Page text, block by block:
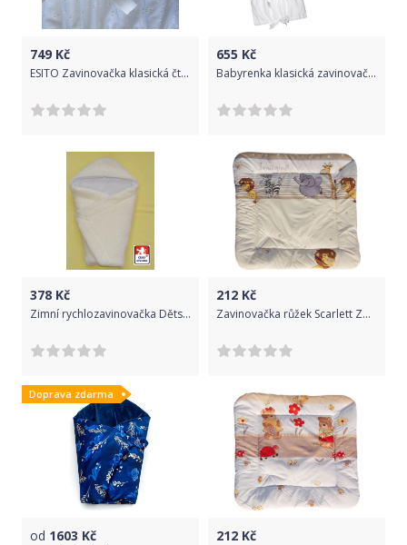
749 Kč
ESITO Zavinovačka klasická čtvercová madeira 3 kanýry, Barva bílá, Velikost 75 x 75 cm
655 Kč
Babyrenka klasická zavinovačka 3x5 obdélník bílá
378 Kč
Zimní rychlozavinovačka Dětský svět Lamová s kapucí krémová
212 Kč
Zavinovačka růžek Scarlett ZOO - béžová
Doprava zdarma
od 1603 Kč 212 Kč